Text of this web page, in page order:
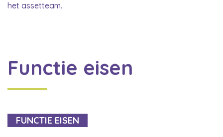
het assetteam.
Functie eisen
FUNCTIE EISEN